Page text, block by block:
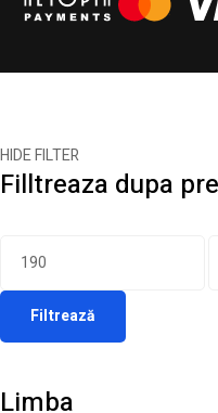
HIDE FILTER
Filltreaza dupa
Filtrează
Limba